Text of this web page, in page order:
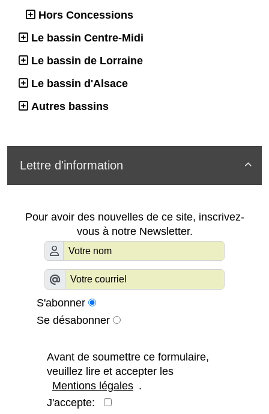
Hors Concessions
Le bassin Centre-Midi
Le bassin de Lorraine
Le bassin d'Alsace
Autres bassins

Lettre d'information
Pour avoir des nouvelles de ce site, inscrivez-
vous à notre Newsletter.
S'abonner
Se désabonner
Avant de soumettre ce formulaire,
veuillez lire et accepter les
Mentions légales .
J'accepte: